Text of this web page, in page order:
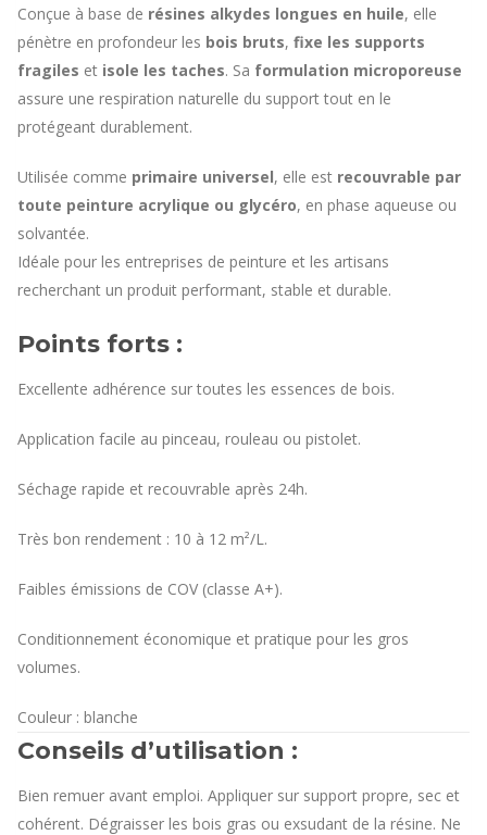
Conçue à base de résines alkydes longues en huile, elle
pénètre en profondeur les bois bruts, fixe les supports
fragiles et isole les taches. Sa formulation microporeuse
assure une respiration naturelle du support tout en le
protégeant durablement.
Utilisée comme primaire universel, elle est recouvrable par
toute peinture acrylique ou glycéro, en phase aqueuse ou
solvantée.
Idéale pour les entreprises de peinture et les artisans
recherchant un produit performant, stable et durable.
Points forts :
Excellente adhérence sur toutes les essences de bois.
Application facile au pinceau, rouleau ou pistolet.
Séchage rapide et recouvrable après 24h.
Très bon rendement : 10 à 12 m²/L.
Faibles émissions de COV (classe A+).
Conditionnement économique et pratique pour les gros
volumes.
Couleur : blanche
Conseils d’utilisation :
Bien remuer avant emploi. Appliquer sur support propre, sec et
cohérent. Dégraisser les bois gras ou exsudant de la résine. Ne